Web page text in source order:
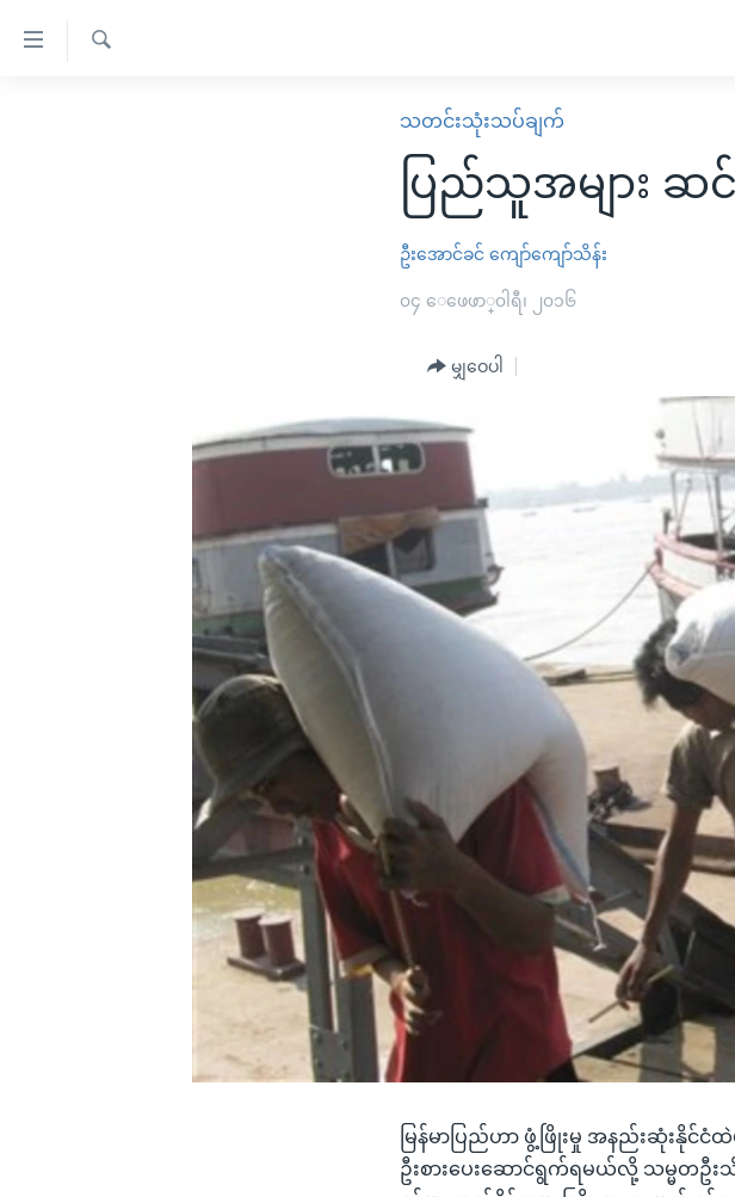
မကြေးမုံရဲ့ အင်္ဂလိပ်စာ
သုတပဒေသာ အင်္ဂလိပ်စာ
ရေဒီယိုနှင့်ရုပ်သံ အချက်အလက်များ
သတင်းသုံးသပ်ချက်
ပြည်သူအများ ဆ
ဦးအောင်ခင် ကျော်ကျော်သိန်း
၀၄ ေဖေဖာ္၀ါရီ၊ ၂၀၁၆
မျှဝေပါ
မြန်မာပြည်ဟာ ဖွံ့ဖြိုးမှု အနည်းဆုံးနိုင်ငံထဲ
ဦးစားပေးဆောင်ရွက်ရမယ်လို့ သမ္မတဦး